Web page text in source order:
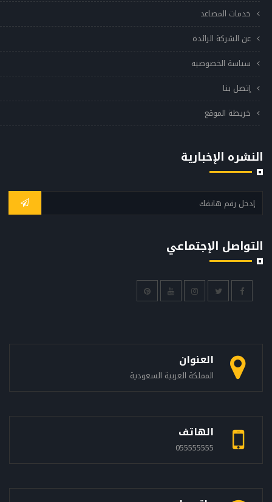
خدمات المصاعد
عن الشركة الرائدة
سياسة الخصوصيه
إتصل بنا
خريطة الموقع
النشره الإخبارية
التواصل الإجتماعي
العنوان
المملكة العربية السعودية
الهاتف
055555555